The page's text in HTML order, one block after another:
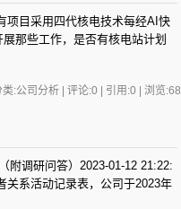
项目采用四代核电技术每经AI快
那些工作，是否有核电站计划
类:公司分析 | 评论:0 | 引用:0 | 浏览:68
附调研问答）2023-01-12 21:22:
系活动记录表，公司于2023年